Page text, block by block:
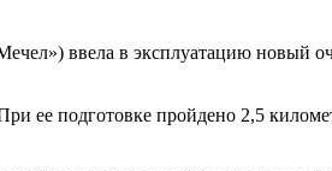
ввела в эксплуатацию новый
ее подготовке пройдено 2,5